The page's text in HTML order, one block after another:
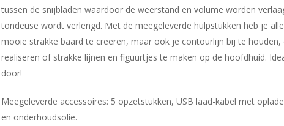
tussen de snijbladen waardoor de weerstand en volume worden
tondeuse wordt verlengd. Met de meegeleverde hulpstukken heb je
mooie strakke baard te creëren, maar ook je contourlijn bij te houden,
realiseren of strakke lijnen en figuurtjes te maken op de hoofdhuid.
door!
Meegeleverde accessoires: 5 opzetstukken, USB laad-kabel met
en onderhoudsolie.